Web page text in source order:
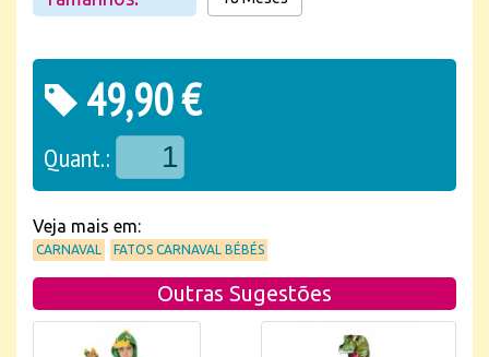
49,90 €
Quant.:
Veja mais em:
CARNAVAL FATOS CARNAVAL BÉBÉS
Outras Sugestões